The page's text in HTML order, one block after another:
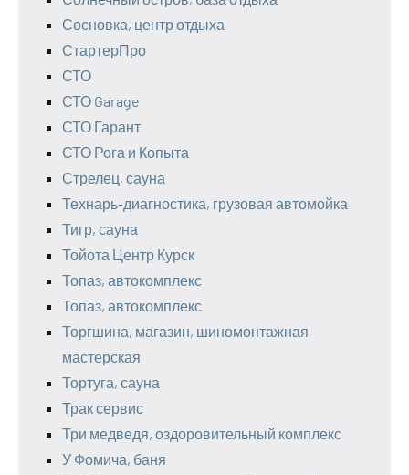
Сосновка, центр отдыха
СтартерПро
СТО
СТО Garage
СТО Гарант
СТО Рога и Копыта
Стрелец, сауна
Технарь-диагностика, грузовая автомойка
Тигр, сауна
Тойота Центр Курск
Топаз, автокомплекс
Топаз, автокомплекс
Торгшина, магазин, шиномонтажная
мастерская
Тортуга, сауна
Трак сервис
Три медведя, оздоровительный комплекс
У Фомича, баня